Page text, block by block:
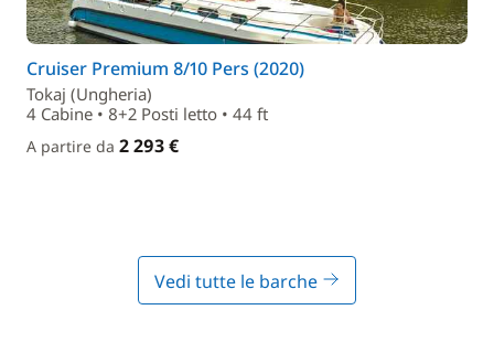
Cruiser Premium 8/10 Pers (2020)
Tokaj (Ungheria)
4 Cabine • 8+2 Posti letto • 44 ft
A partire da 2 293 €
Vedi tutte le barche